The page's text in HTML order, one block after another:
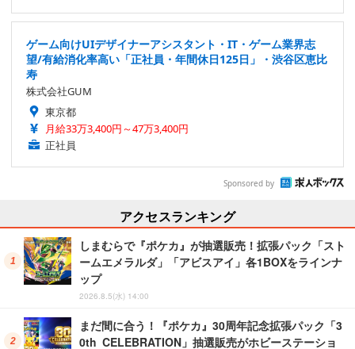
ゲーム向けUIデザイナーアシスタント・IT・ゲーム業界志
望/有給消化率高い「正社員・年間休日125日」・渋谷区恵比
寿
株式会社GUM
東京都
月給33万3,400円～47万3,400円
正社員
Sponsored by
アクセスランキング
しまむらで『ポケカ』が抽選販売！拡張パック「スト
ームエメラルダ」「アビスアイ」各1BOXをラインナ
ップ
2026.8.5(水) 14:00
まだ間に合う！『ポケカ』30周年記念拡張パック「3
0th CELEBRATION」抽選販売がホビーステーショ